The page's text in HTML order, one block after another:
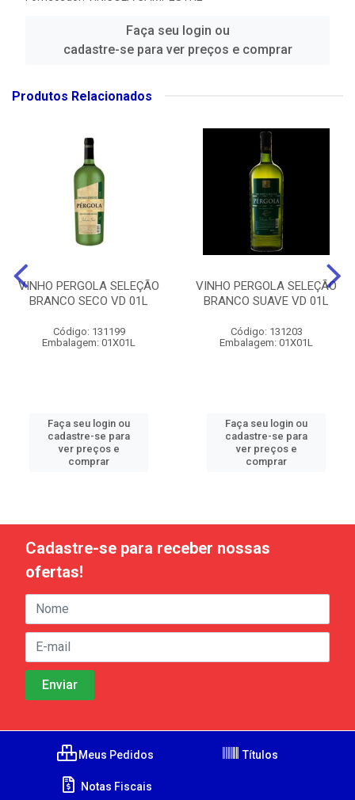
Faça seu login ou
cadastre-se para ver preços e comprar
Produtos Relacionados
VINHO PERGOLA SELEÇÃO
BRANCO SECO VD 01L
Código: 131199
Embalagem: 01X01L
Faça seu login ou
cadastre-se para
ver preços e
comprar
VINHO PERGOLA SELEÇÃO
BRANCO SUAVE VD 01L
Código: 131203
Embalagem: 01X01L
Faça seu login ou
cadastre-se para
ver preços e
comprar
Cadastre-se para receber nossas
ofertas!
Meus Pedidos Títulos
Notas Fiscais